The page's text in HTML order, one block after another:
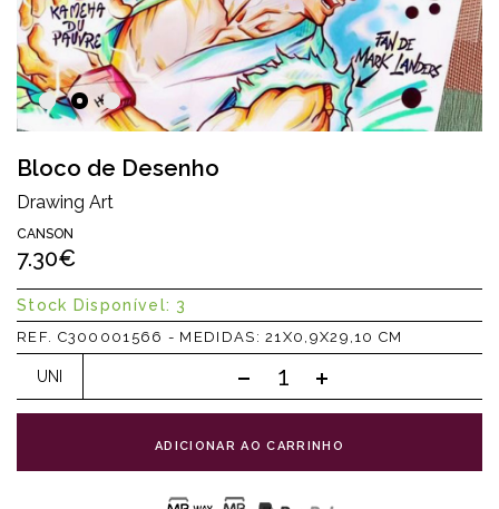
Bloco de Desenho
Drawing Art
CANSON
7.30€
Stock Disponível: 3
REF. C300001566 - MEDIDAS: 21X0,9X29,10 CM
UNI
ADICIONAR AO CARRINHO